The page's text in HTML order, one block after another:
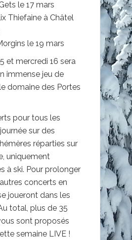
le 17 mars
Thiefaine à Châtel
le 19 mars
et mercredi 16 sera
immense jeu de
domaine des Portes
pour tous les
sur des
réparties sur
uniquement
à ski. Pour prolonger
concerts en
joueront dans les
total, plus de 35
sont proposés
semaine LIVE !